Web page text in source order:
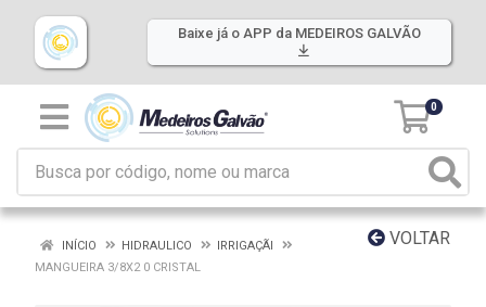
Baixe já o APP da MEDEIROS GALVÃO
0
VOLTAR
INÍCIO HIDRAULICO
IRRIGAÇÃI
MANGUEIRA 3/8X2 0 CRISTAL